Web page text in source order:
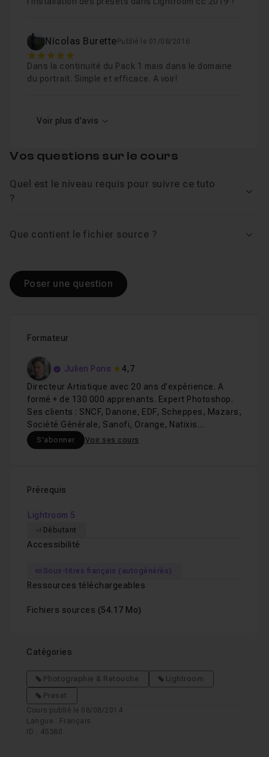
Nicolas Burette Publié le 01/08/2016
5
Dans la continuité du Pack 1 mais dans le domaine
du portrait. Simple et efficace. A voir!
Voir plus d'avis
Formateur
Julien Pons
4,7
Directeur Artistique avec 20 ans d’expérience. A
formé + de 130 000 apprenants. Expert Photoshop.
Ses clients : SNCF, Danone, EDF, Scheppes, Mazars,
Société Générale, Sanofi, Orange, Natixis…
S'abonner Voir ses cours
Prérequis
Lightroom 5
Débutant
Accessibilité
Sous-titres français (autogénérés)
Ressources téléchargeables
Fichiers sources (54.17 Mo)
Catégories
Photographie & Retouche
Lightroom
Preset
Cours publié le 08/08/2014
Langue : Français
ID : 45380
Vos questions sur le cours
Quel est le niveau requis pour suivre ce tuto
?
Que contient le fichier source ?
Poser une question